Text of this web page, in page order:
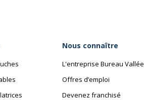
Nous connaître
L'entreprise Bureau Vallée
Offres d’emploi
Devenez franchisé